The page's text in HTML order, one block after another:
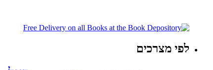
לפי מצרכים